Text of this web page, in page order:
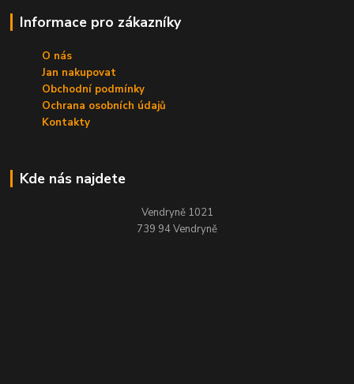
Informace pro zákazníky
O nás
Jan nakupovat
Obchodní podmínky
Ochrana osobních údajů
Kontakty
Kde nás najdete
Vendryně 1021
739 94 Vendryně